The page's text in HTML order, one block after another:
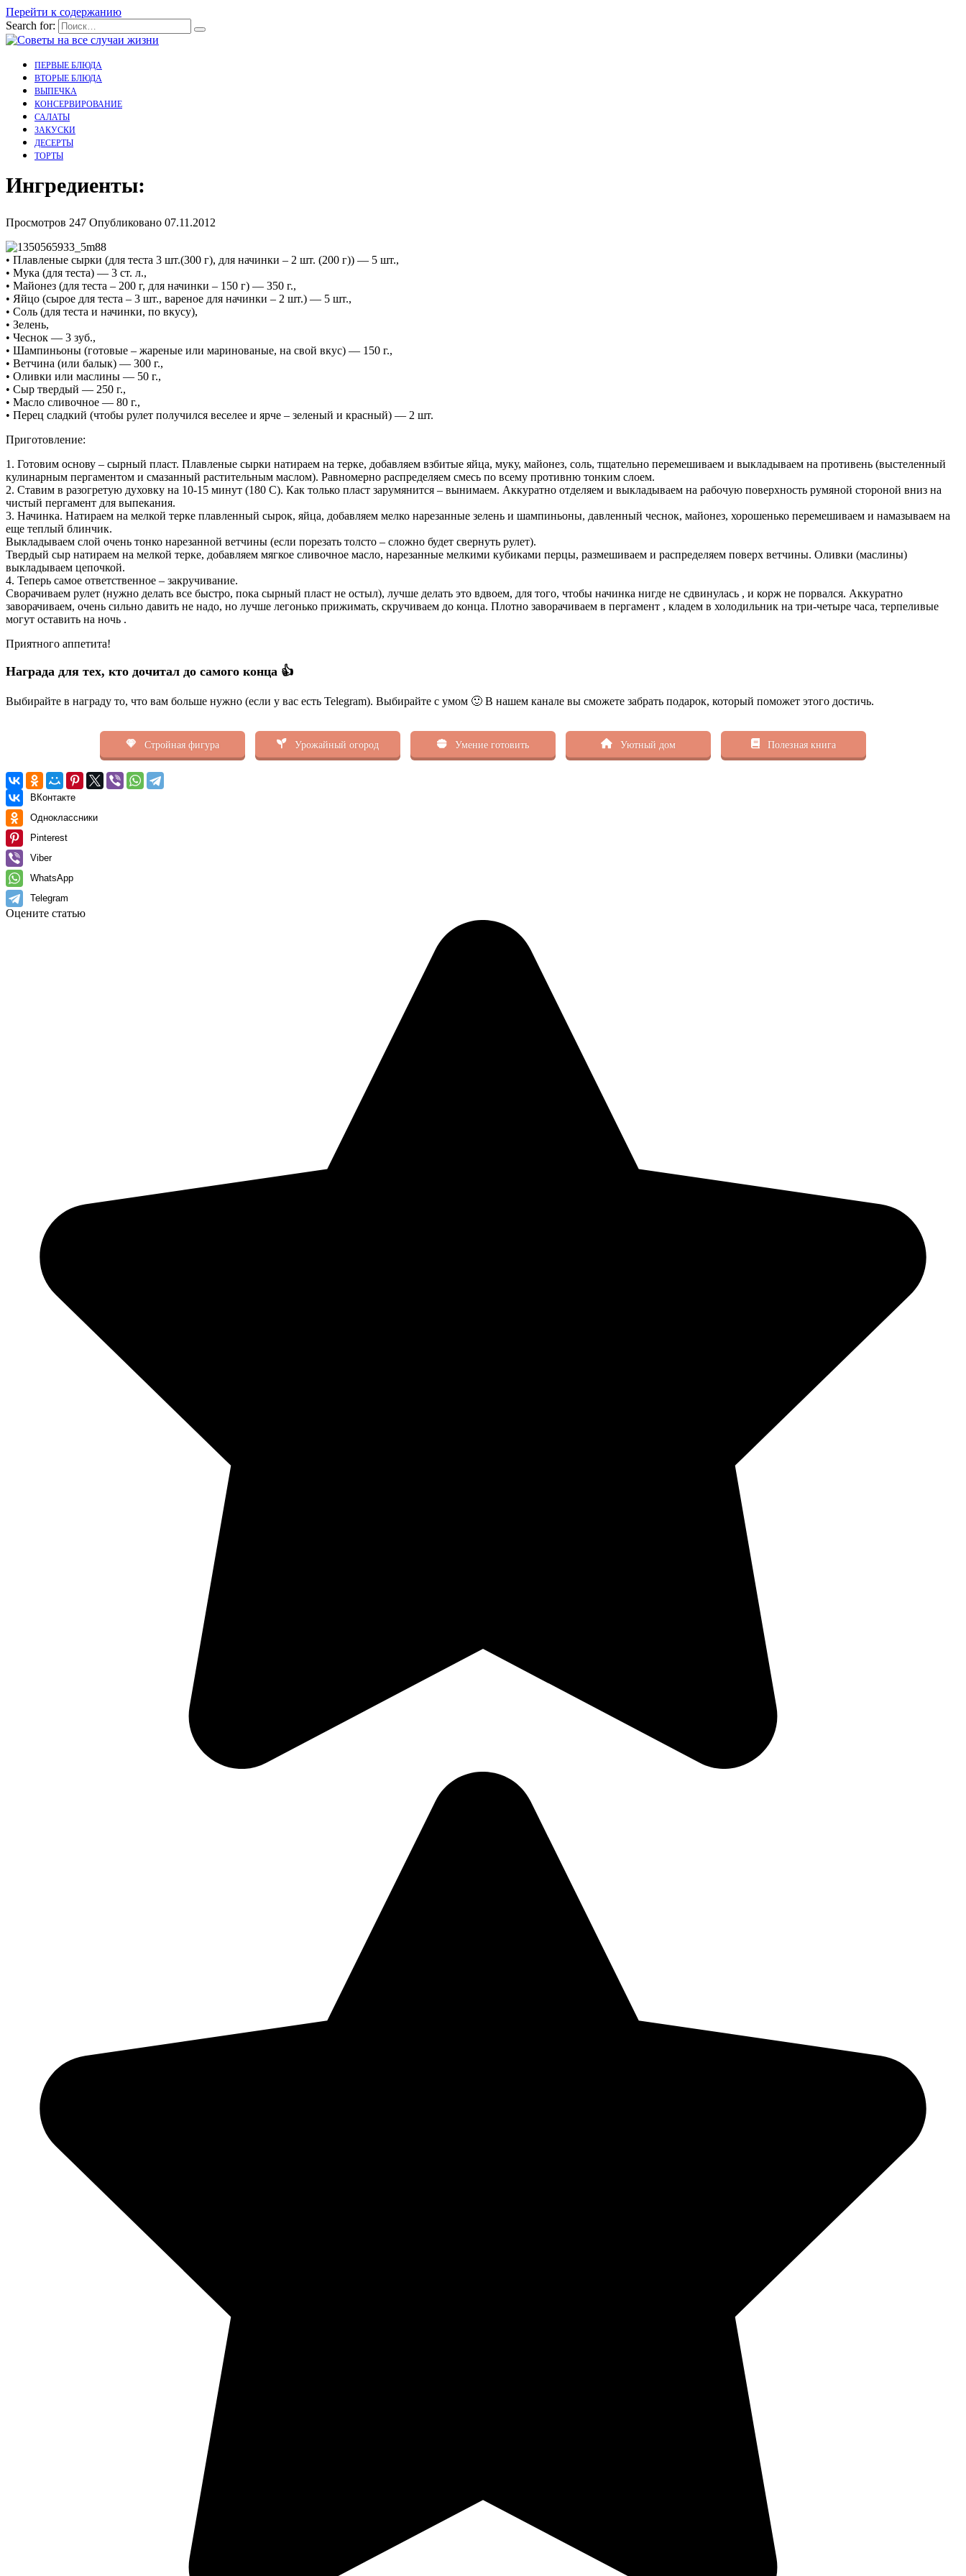
Перейти к содержанию
Search for:
ПЕРВЫЕ БЛЮДА
ВТОРЫЕ БЛЮДА
ВЫПЕЧКА
КОНСЕРВИРОВАНИЕ
САЛАТЫ
ЗАКУСКИ
ДЕСЕРТЫ
ТОРТЫ
Ингредиенты:
Просмотров 247 Опубликовано 07.11.2012
• Плавленые сырки (для теста 3 шт.(300 г), для начинки – 2 шт. (200 г)) — 5 шт.,
• Мука (для теста) — 3 ст. л.,
• Майонез (для теста – 200 г, для начинки – 150 г) — 350 г.,
• Яйцо (сырое для теста – 3 шт., вареное для начинки – 2 шт.) — 5 шт.,
• Соль (для теста и начинки, по вкусу),
• Зелень,
• Чеснок — 3 зуб.,
• Шампиньоны (готовые – жареные или маринованые, на свой вкус) — 150 г.,
• Ветчина (или балык) — 300 г.,
• Оливки или маслины — 50 г.,
• Сыр твердый — 250 г.,
• Масло сливочное — 80 г.,
• Перец сладкий (чтобы рулет получился веселее и ярче – зеленый и красный) — 2 шт.
Приготовление:
1. Готовим основу – сырный пласт. Плавленые сырки натираем на терке, добавляем взбитые яйца, муку, майонез, соль, тщательно перемешиваем и выкладываем на противень (выстеленный
кулинарным пергаментом и смазанный растительным маслом). Равномерно распределяем смесь по всему противню тонким слоем.
2. Ставим в разогретую духовку на 10-15 минут (180 С). Как только пласт зарумянится – вынимаем. Аккуратно отделяем и выкладываем на рабочую поверхность румяной стороной вниз на
чистый пергамент для выпекания.
3. Начинка. Натираем на мелкой терке плавленный сырок, яйца, добавляем мелко нарезанные зелень и шампиньоны, давленный чеснок, майонез, хорошенько перемешиваем и намазываем на
еще теплый блинчик.
Выкладываем слой очень тонко нарезанной ветчины (если порезать толсто – сложно будет свернуть рулет).
Твердый сыр натираем на мелкой терке, добавляем мягкое сливочное масло, нарезанные мелкими кубиками перцы, размешиваем и распределяем поверх ветчины. Оливки (маслины)
выкладываем цепочкой.
4. Теперь самое ответственное – закручивание.
Сворачиваем рулет (нужно делать все быстро, пока сырный пласт не остыл), лучше делать это вдвоем, для того, чтобы начинка нигде не сдвинулась , и корж не порвался. Аккуратно
заворачиваем, очень сильно давить не надо, но лучше легонько прижимать, скручиваем до конца. Плотно заворачиваем в пергамент , кладем в холодильник на три-четыре часа, терпеливые
могут оставить на ночь .
Приятного аппетита!
Награда для тех, кто дочитал до самого конца 👍
Выбирайте в награду то, что вам больше нужно (если у вас есть Telegram). Выбирайте с умом 🙂 В нашем канале вы сможете забрать подарок, который поможет этого достичь.
Стройная фигура Урожайный огород Умение готовить Уютный дом Полезная книга
ВКонтакте
Одноклассники
Pinterest
Viber
WhatsApp
Telegram
Оцените статью